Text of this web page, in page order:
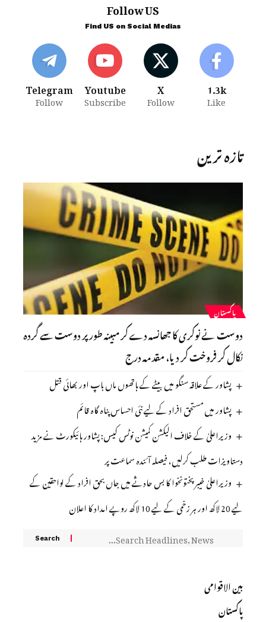
Follow US
Find US on Social Medias
1.3k
Like
X
Follow
Youtube
Subscribe
Telegram
Follow
تازہ ترین
پاکستان
دوست نے نوکری کا جھانسہ دے کر مبینہ طور پر دوست سے گردہ
نکال کر فروخت کر دیا، مقدمہ درج
پشاور کے علاقہ سنگو میں بیٹے کے ہاتھوں ماں باپ اور بھائی قتل
پشاور میں مستحق افراد کے لیے نئی احساس پناہ گاہ قائم
وزیراعلیٰ کے خلاف الیکشن کمیشن نوٹس کیس: پشاور ہائیکورٹ نے مزید
دستاویزات طلب کرلیں، فیصلہ آئندہ سماعت پر
وزیراعلیٰ خیبرپختونخوا کا بس حادثے میں جاں بحق افراد کے لواحقین کے
لیے 20 لاکھ اور ہر زخمی کے لیے 10 لاکھ روپے امداد کا اعلان
بین الاقوامی
پاکستان